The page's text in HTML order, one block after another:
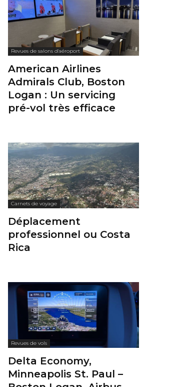
Revues de salons d'aéroport
American Airlines
Admirals Club, Boston
Logan : Un servicing
pré-vol très efficace
Carnets de voyage
Déplacement
professionnel ou Costa
Rica
Revues de vols
Delta Economy,
Minneapolis St. Paul –